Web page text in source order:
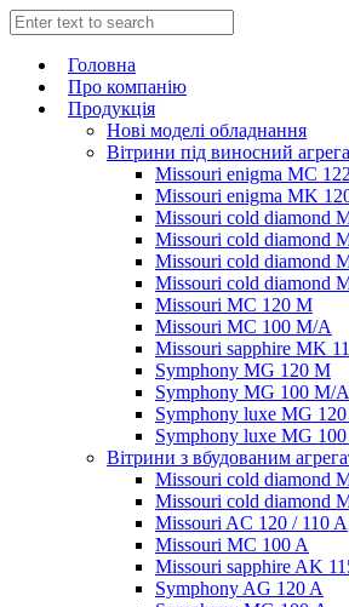
Головна
Про компанію
Продукція
Нові моделі обладнання
Вітрини під виносний
Missouri enigma MC
Missouri enigma MK
Missouri cold diamond
Missouri cold diamond
Missouri cold diamond
Missouri cold diamond
Missouri MC 120 M
Missouri MC 100 M/A
Missouri sapphire MK
Symphony MG 120 M
Symphony MG 100 M/А
Symphony luxe MG
Symphony luxe MG
Вітрини з вбудованим
Missouri cold diamond
Missouri cold diamond
Missouri AC 120 / 110 A
Missouri MC 100 A
Missouri sapphire AK
Symphony AG 120 A